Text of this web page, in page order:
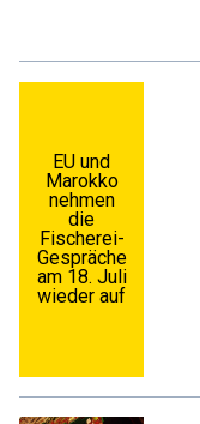
EU und
Marokko
nehmen
die
Fischerei-
Gespräche
am 18. Juli
wieder auf